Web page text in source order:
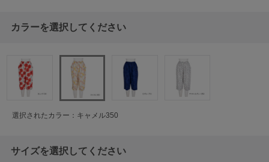
カラーを選択してください
選択されたカラー：キャメル350
サイズを選択してください